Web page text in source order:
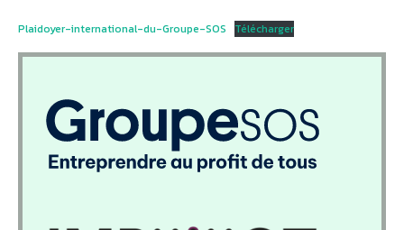
Plaidoyer-international-du-Groupe-SOS Télécharger